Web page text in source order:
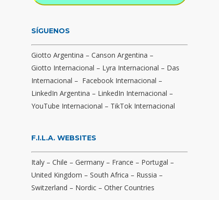
SÍGUENOS
Giotto Argentina – Canson Argentina –
Giotto Internacional – Lyra Internacional – Das
Internacional – Facebook Internacional –
LinkedIn Argentina – LinkedIn Internacional –
YouTube Internacional – TikTok Internacional
F.I.L.A. WEBSITES
Italy – Chile – Germany – France – Portugal –
United Kingdom – South Africa – Russia –
Switzerland – Nordic – Other Countries